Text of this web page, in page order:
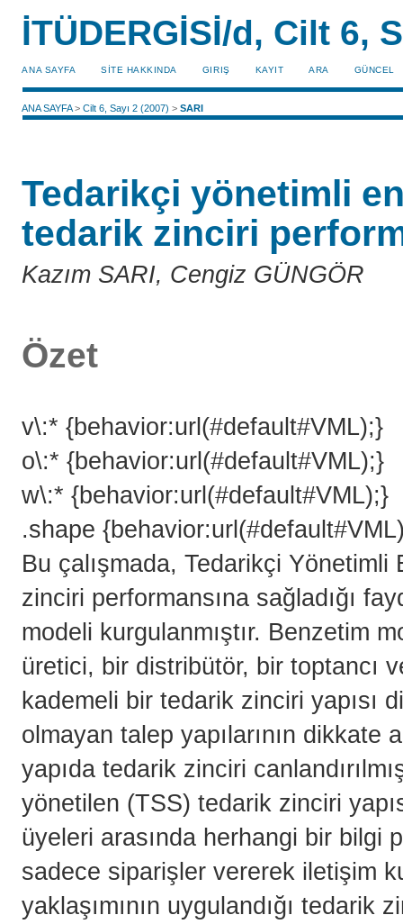
İTÜDERGİSİ/d, Cilt 6,
ANA SAYFA SİTE HAKKINDA GIRIŞ KAYIT ARA GÜNCEL
ANA SAYFA>Cilt 6, Sayı 2 (2007) >SARI
Tedarikçi yönetimli
tedarik zinciri
Kazım SARI, Cengiz GÜNGÖR
Özet
v\:* {behavior:url(#default#VML);}
o\:* {behavior:url(#default#VML);}
w\:* {behavior:url(#default#VML);}
.shape
Bu çalışmada, Tedarikçi Yönetimli
zinciri performansına sağladığı
modeli kurgulanmıştır. Benzetim
üretici, bir distribütör, bir toptancı
kademeli bir tedarik zinciri yapısı
olmayan talep yapılarının dikkate
yapıda tedarik zinciri
yönetilen (TSS) tedarik zinciri
üyeleri arasında herhangi bir bilgi
sadece siparişler vererek iletişim
yaklaşımının uygulandığı tedarik